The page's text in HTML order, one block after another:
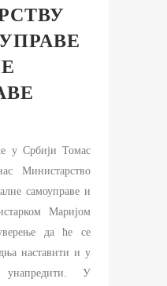
у Србији Томас
Министарство
самоуправе и
Маријом
да ће се
наставити и у
унапредити. У